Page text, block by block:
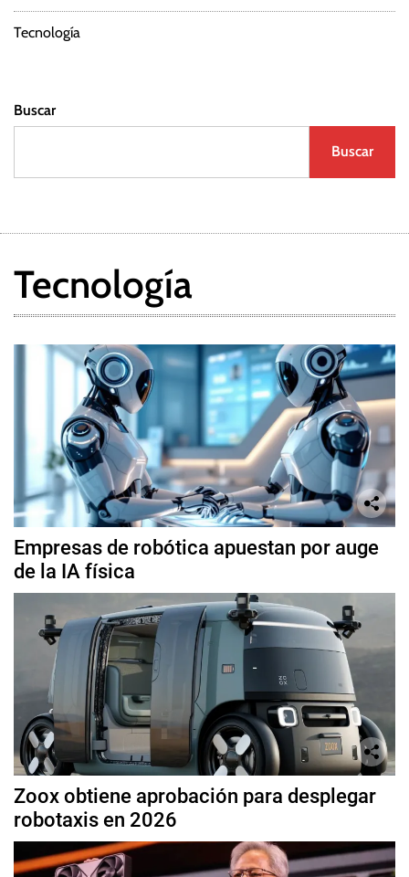
Tecnología
Buscar
Buscar
Tecnología
Empresas de robótica apuestan por auge
de la IA física
Zoox obtiene aprobación para desplegar
robotaxis en 2026